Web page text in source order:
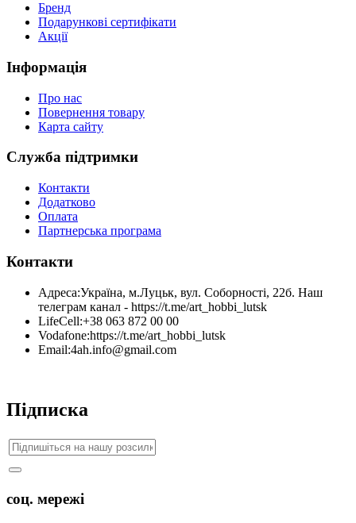
Бренд
Подарункові сертифікати
Акції
Інформація
Про нас
Повернення товару
Карта сайту
Служба підтримки
Контакти
Додатково
Оплата
Партнерська програма
Контакти
Адреса:Україна, м.Луцьк, вул. Соборності, 22б. Наш
телеграм канал - https://t.me/art_hobbi_lutsk
LifeCell:+38 063 872 00 00
Vodafone:https://t.me/art_hobbi_lutsk
Email:4ah.info@gmail.com
Підписка
соц. мережі